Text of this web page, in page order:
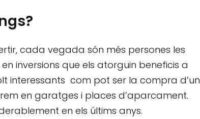
cada vegada són més persones les
inversions que els atorguin beneficis a
interessants com pot ser la compra d’un
en garatges i places d’aparcament.
en els últims anys.